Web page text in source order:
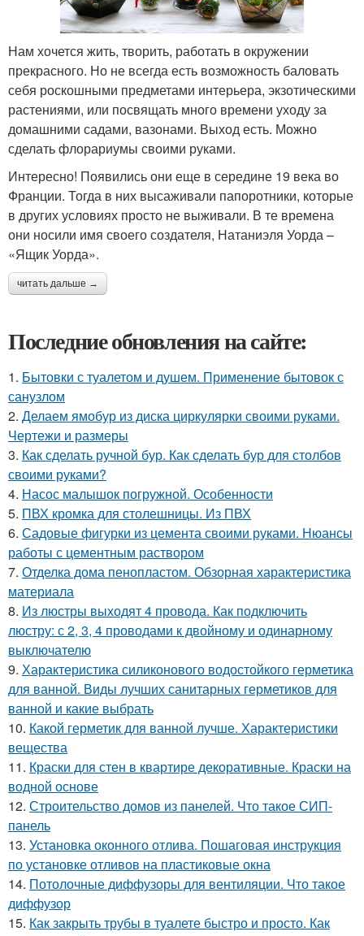
Нам хочется жить, творить, работать в окружении
прекрасного. Но не всегда есть возможность баловать
себя роскошными предметами интерьера, экзотическими
растениями, или посвящать много времени уходу за
домашними садами, вазонами. Выход есть. Можно
сделать флорариумы своими руками.
Интересно! Появились они еще в середине 19 века во
Франции. Тогда в них высаживали папоротники, которые
в других условиях просто не выживали. В те времена
они носили имя своего создателя, Натаниэля Уорда –
«Ящик Уорда».
читать дальше →
Последние обновления на сайте:
1. Бытовки с туалетом и душем. Применение бытовок с
санузлом
2. Делаем ямобур из диска циркулярки своими руками.
Чертежи и размеры
3. Как сделать ручной бур. Как сделать бур для столбов
своими руками?
4. Насос малышок погружной. Особенности
5. ПВХ кромка для столешницы. Из ПВХ
6. Садовые фигурки из цемента своими руками. Нюансы
работы с цементным раствором
7. Отделка дома пенопластом. Обзорная характеристика
материала
8. Из люстры выходят 4 провода. Как подключить
люстру: с 2, 3, 4 проводами к двойному и одинарному
выключателю
9. Характеристика силиконового водостойкого герметика
для ванной. Виды лучших санитарных герметиков для
ванной и какие выбрать
10. Какой герметик для ванной лучше. Характеристики
вещества
11. Краски для стен в квартире декоративные. Краски на
водной основе
12. Строительство домов из панелей. Что такое СИП-
панель
13. Установка оконного отлива. Пошаговая инструкция
по установке отливов на пластиковые окна
14. Потолочные диффузоры для вентиляции. Что такое
диффузор
15. Как закрыть трубы в туалете быстро и просто. Как